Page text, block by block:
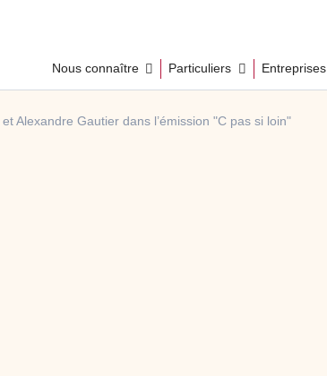
Nous connaître Particuliers Entreprises
et Alexandre Gautier dans l’émission "C pas si loin"